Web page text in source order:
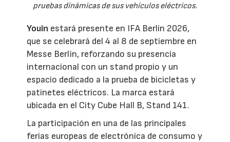
pruebas dinámicas de sus vehículos eléctricos.
Youin estará presente en IFA Berlín 2026,
que se celebrará del 4 al 8 de septiembre en
Messe Berlin, reforzando su presencia
internacional con un stand propio y un
espacio dedicado a la prueba de bicicletas y
patinetes eléctricos. La marca estará
ubicada en el City Cube Hall B, Stand 141.
La participación en una de las principales
ferias europeas de electrónica de consumo y